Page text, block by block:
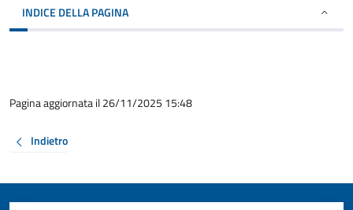
INDICE DELLA PAGINA
Pagina aggiornata il 26/11/2025 15:48
Indietro